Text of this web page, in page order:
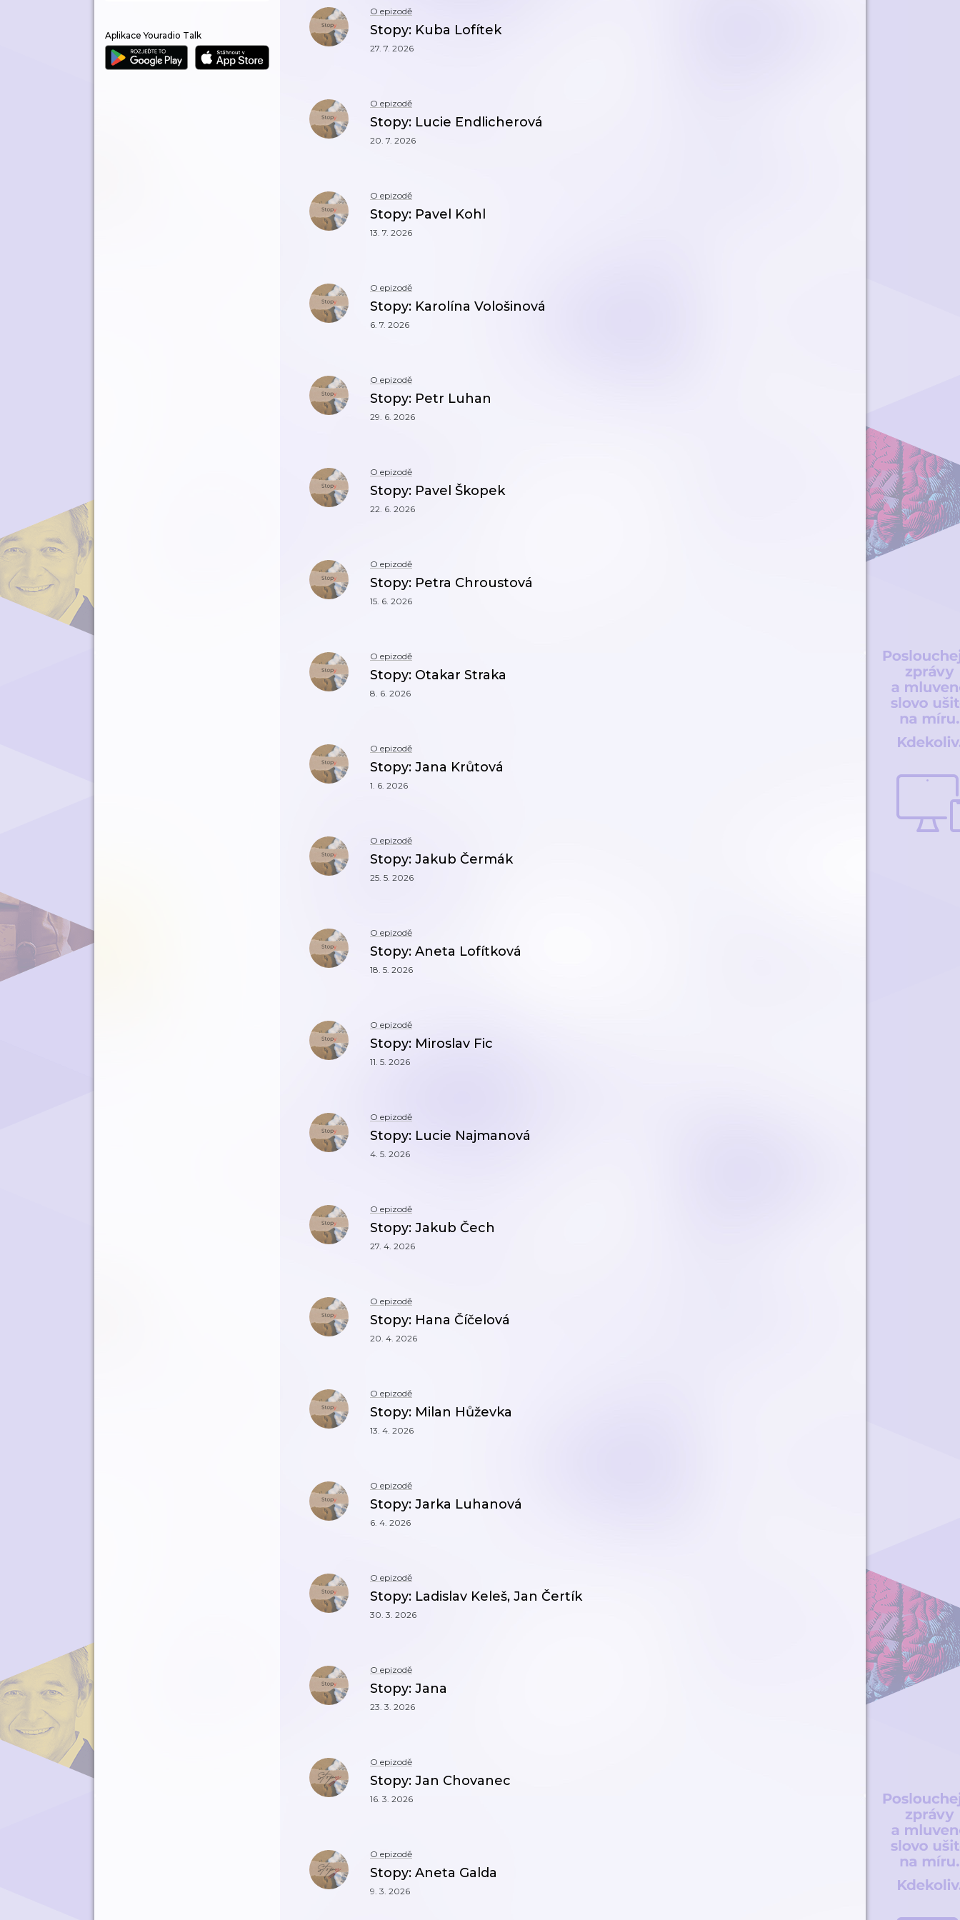
Aplikace Youradio Talk
O epizodě
Stopy: Kuba Lofítek
27. 7. 2026
O epizodě
Stopy: Lucie Endlicherová
20. 7. 2026
O epizodě
Stopy: Pavel Kohl
13. 7. 2026
O epizodě
Stopy: Karolína Vološinová
6. 7. 2026
O epizodě
Stopy: Petr Luhan
29. 6. 2026
O epizodě
Stopy: Pavel Škopek
22. 6. 2026
O epizodě
Stopy: Petra Chroustová
15. 6. 2026
O epizodě
Stopy: Otakar Straka
8. 6. 2026
O epizodě
Stopy: Jana Krůtová
1. 6. 2026
O epizodě
Stopy: Jakub Čermák
25. 5. 2026
O epizodě
Stopy: Aneta Lofítková
18. 5. 2026
O epizodě
Stopy: Miroslav Fic
11. 5. 2026
O epizodě
Stopy: Lucie Najmanová
4. 5. 2026
O epizodě
Stopy: Jakub Čech
27. 4. 2026
O epizodě
Stopy: Hana Číčelová
20. 4. 2026
O epizodě
Stopy: Milan Hůževka
13. 4. 2026
O epizodě
Stopy: Jarka Luhanová
6. 4. 2026
O epizodě
Stopy: Ladislav Keleš, Jan Čertík
30. 3. 2026
O epizodě
Stopy: Jana
23. 3. 2026
O epizodě
Stopy: Jan Chovanec
16. 3. 2026
O epizodě
Stopy: Aneta Galda
9. 3. 2026